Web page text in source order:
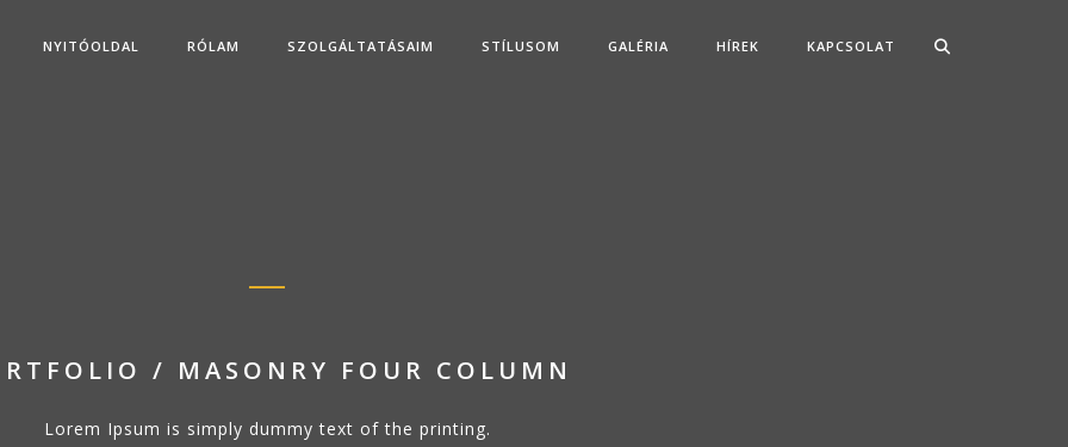
NYITÓOLDAL RÓLAM SZOLGÁLTATÁSAIM STÍLUSOM GALÉRIA HÍREK KAPCSOLAT
/ MASONRY FOUR COLUMN
Lorem Ipsum is simply dummy text of the printing.